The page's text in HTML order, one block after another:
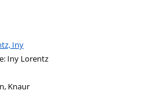
nach diesem Verfasser
Iny
Iny Lorentz
Knaur